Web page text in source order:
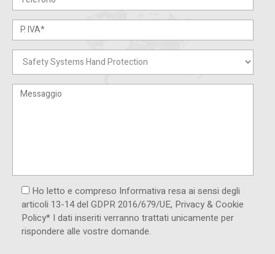
Ho letto e compreso Informativa resa ai ​sensi degli
articoli 13-14 del GDPR 2016/679/UE, Privacy & Cookie
Policy* I dati inseriti verranno trattati unicamente per
rispondere alle vostre domande.